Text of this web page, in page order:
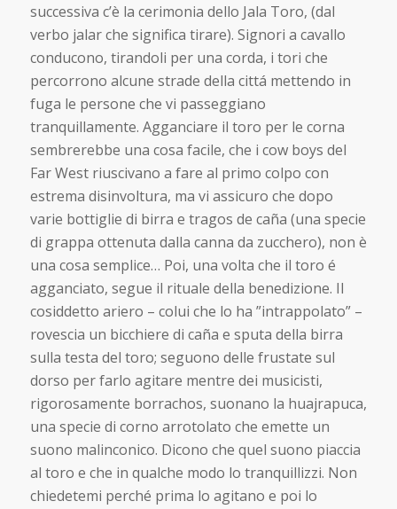
successiva c’è la cerimonia dello Jala Toro, (dal
verbo jalar che significa tirare). Signori a cavallo
conducono, tirandoli per una corda, i tori che
percorrono alcune strade della cittá mettendo in
fuga le persone che vi passeggiano
tranquillamente. Agganciare il toro per le corna
sembrerebbe una cosa facile, che i cow boys del
Far West riuscivano a fare al primo colpo con
estrema disinvoltura, ma vi assicuro che dopo
varie bottiglie di birra e tragos de caña (una specie
di grappa ottenuta dalla canna da zucchero), non è
una cosa semplice… Poi, una volta che il toro é
agganciato, segue il rituale della benedizione. Il
cosiddetto ariero – colui che lo ha ”intrappolato” –
rovescia un bicchiere di caña e sputa della birra
sulla testa del toro; seguono delle frustate sul
dorso per farlo agitare mentre dei musicisti,
rigorosamente borrachos, suonano la huajrapuca,
una specie di corno arrotolato che emette un
suono malinconico. Dicono che quel suono piaccia
al toro e che in qualche modo lo tranquillizzi. Non
chiedetemi perché prima lo agitano e poi lo